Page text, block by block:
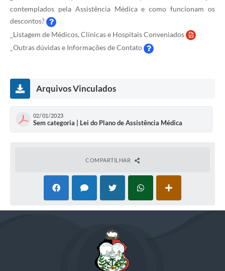
contemplados pela Assistência Médica e como funcionam os
descontos?
_Listagem de Médicos, Clínicas e Hospitais Conveniados
_Outras dúvidas e Informações de Contato
Arquivos Vinculados
02/01/2023
Sem categoria | Lei do Plano de Assistência Médica
COMPARTILHAR